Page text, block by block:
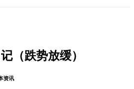
（跌势放缓）
资讯